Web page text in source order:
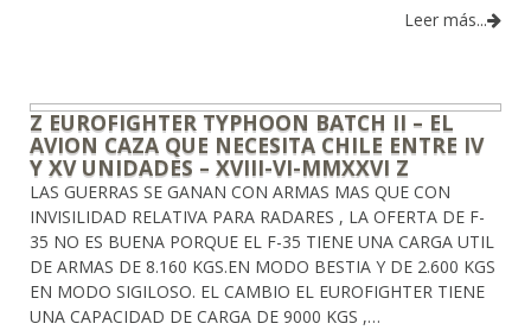
Leer más...
Z EUROFIGHTER TYPHOON BATCH II – EL
AVION CAZA QUE NECESITA CHILE ENTRE IV
Y XV UNIDADES – XVIII-VI-MMXXVI Z
LAS GUERRAS SE GANAN CON ARMAS MAS QUE CON
INVISILIDAD RELATIVA PARA RADARES , LA OFERTA DE F-
35 NO ES BUENA PORQUE EL F-35 TIENE UNA CARGA UTIL
DE ARMAS DE 8.160 KGS.EN MODO BESTIA Y DE 2.600 KGS
EN MODO SIGILOSO. EL CAMBIO EL EUROFIGHTER TIENE
UNA CAPACIDAD DE CARGA DE 9000 KGS ,…